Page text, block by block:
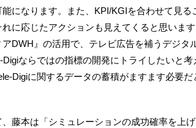
になります。また、KPI/KGIを合わせて見る
に応じたアクションも見えてくると思いま
DWH』の活用で、テレビ広告を補うデジタ
Digiならではの指標の開発にトライしたいと
Digiに関するデータの蓄積がますます必要
藤本は「シミュレーションの成功確率を上